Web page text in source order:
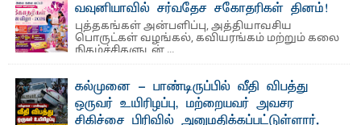
வவுனியாவில் சர்வதேச சகோதரிகள் தினம்!
புத்தகங்கள் அன்பளிப்பு, அத்தியாவசிய
பொருட்கள் வழங்கல், கவியரங்கம் மற்றும் கலை
நிகழ்ச்சிகளுடன் ...
கல்முனை - பாண்டிருப்பில் வீதி விபத்து
ஒருவர் உயிரிழப்பு, மற்றையவர் அவசர
சிகிச்சை பிரிவில் அனுமதிக்கப்பட்டுள்ளார்.